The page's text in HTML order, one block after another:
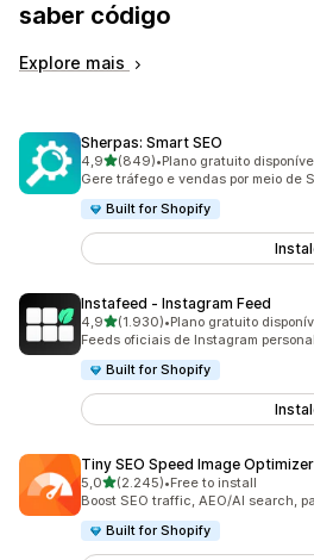
saber código
Explore mais
Sherpas: Smart SEO
4,9de 5 estrelas
(849)
849 total de avaliações
•Plano gratuito
Gere tráfego e vendas por meio de
Built for Shopify
Instafeed ‑ Instagram Feed
4,9de 5 estrelas
(1.930)
1930 total de avaliações
•Plano gratuito
Feeds oficiais de Instagram
Built for Shopify
Tiny SEO Speed Image Optimizer
5,0de 5 estrelas
(2.245)
2245 total de avaliações
•Free to install
Boost SEO traffic, AEO/AI search,
Built for Shopify